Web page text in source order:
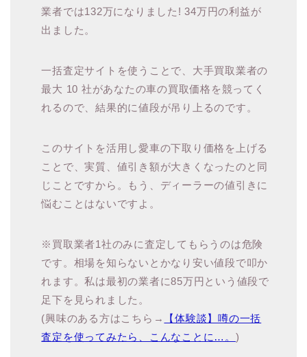
業者では132万になりました! 34万円の利益が
出ました。
一括査定サイトを使うことで、大手買取業者の
最大 10 社があなたの車の買取価格を競ってく
れるので、結果的に値段が吊り上るのです。
このサイトを活用し愛車の下取り価格を上げる
ことで、実質、値引き額が大きくなったのと同
じことですから。もう、ディーラーの値引きに
悩むことはないですよ。
※買取業者1社のみに査定してもらうのは危険
です。相場を知らないとかなり安い値段で叩か
れます。私は最初の業者に85万円という値段で
足下を見られました。
(興味のある方はこちら→
【体験談】噂の一括
査定を使ってみたら、こんなことに…。 )